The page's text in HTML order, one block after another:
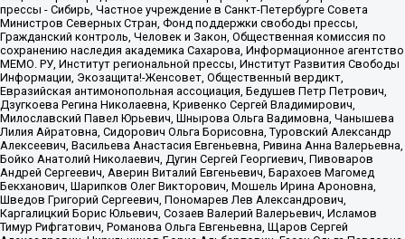
прессы - Сибирь, Частное учреждение в Санкт-Петербурге Совета
Министров Северных Стран, Фонд поддержки свободы прессы,
Гражданский контроль, Человек и Закон, Общественная комиссия по
сохранению наследия академика Сахарова, Информационное агентство
МЕМО. РУ, Институт региональной прессы, Институт Развития Свободы
Информации, Экозащита!-Женсовет, Общественный вердикт,
Евразийская антимонопольная ассоциация, Бедушев Петр Петрович,
Дзугкоева Регина Николаевна, Кривенко Сергей Владимирович,
Милославский Павел Юрьевич, Шнырова Ольга Вадимовна, Чанышева
Лилия Айратовна, Сидорович Ольга Борисовна, Туровский Александр
Алексеевич, Васильева Анастасия Евгеньевна, Ривина Анна Валерьевна,
Бойко Анатолий Николаевич, Дугин Сергей Георгиевич, Пивоваров
Андрей Сергеевич, Аверин Виталий Евгеньевич, Барахоев Магомед
Бекханович, Шарипков Олег Викторович, Мошель Ирина Ароновна,
Шведов Григорий Сергеевич, Пономарев Лев Александрович,
Каргалицкий Борис Юльевич, Созаев Валерий Валерьевич, Исламов
Тимур Рифгатович, Романова Ольга Евгеньевна, Щаров Сергей